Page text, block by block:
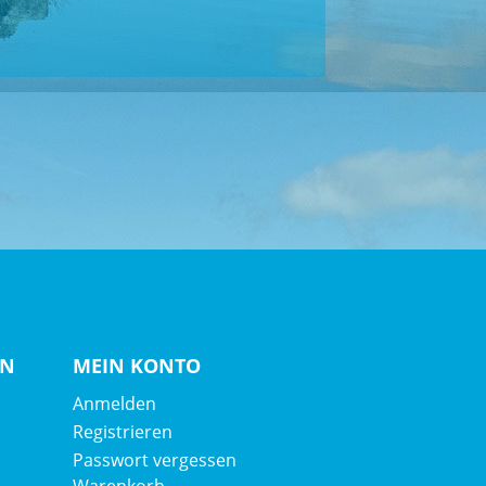
MEIN KONTO
Anmelden
Registrieren
Passwort vergessen